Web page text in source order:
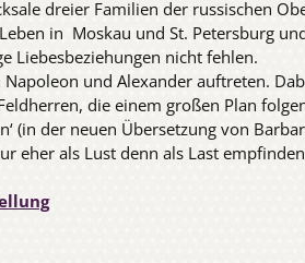
dreier Familien der russischen
in Moskau und St. Petersburg
Liebesbeziehungen nicht fehlen.
und Alexander auftreten.
die einem großen Plan
(in der neuen Übersetzung von
eher als Lust denn als Last